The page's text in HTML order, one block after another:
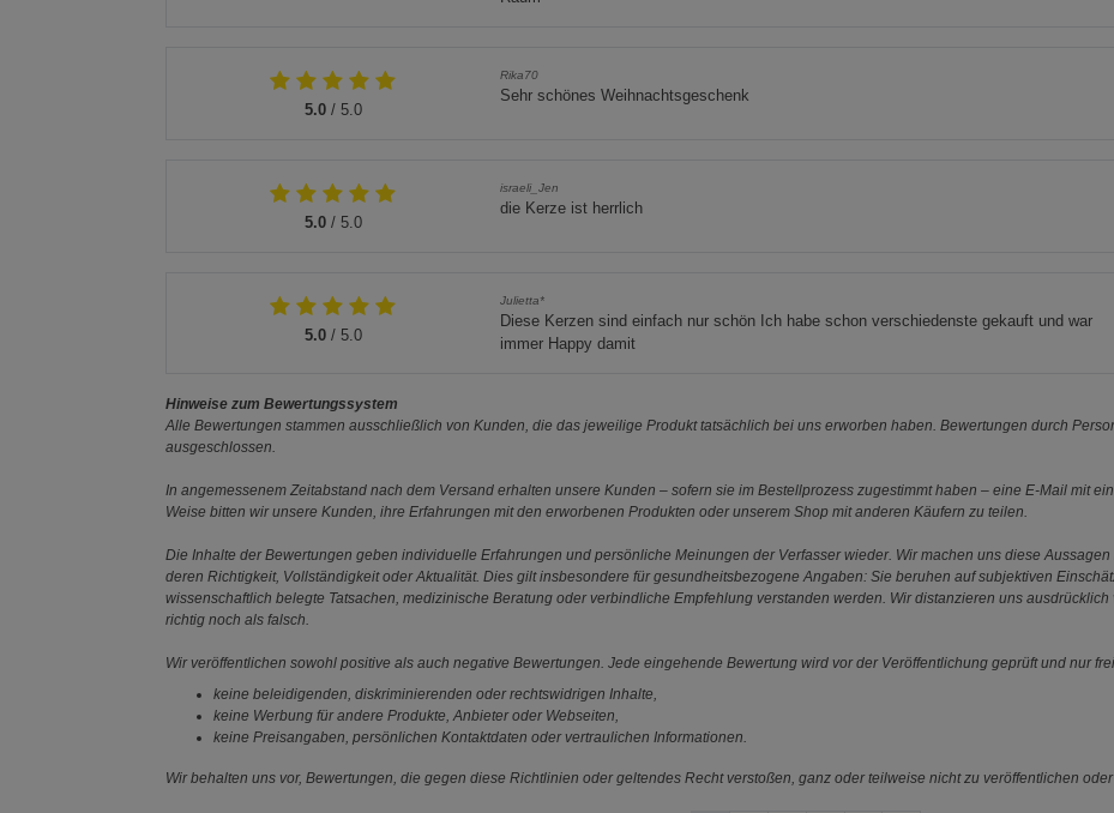
5.0/ 5.0
Rika70
Sehr schönes Weihnachtsgeschenk
5.0/ 5.0
israeli_Jen
die Kerze ist herrlich
5.0/ 5.0
Julietta*
Diese Kerzen sind einfach nur schön Ich habe schon verschiedenste gekauft und war
immer Happy damit
Hinweise zum Bewertungssystem
Alle Bewertungen stammen ausschließlich von Kunden, die das jeweilige Produkt tatsächlich bei uns erworben haben. Bewertungen durch
ausgeschlossen.
In angemessenem Zeitabstand nach dem Versand erhalten unsere Kunden – sofern sie im Bestellprozess zugestimmt haben – eine E-Mail mit
Weise bitten wir unsere Kunden, ihre Erfahrungen mit den erworbenen Produkten oder unserem Shop mit anderen Käufern zu teilen.
Die Inhalte der Bewertungen geben individuelle Erfahrungen und persönliche Meinungen der Verfasser wieder. Wir machen uns diese
deren Richtigkeit, Vollständigkeit oder Aktualität. Dies gilt insbesondere für gesundheitsbezogene Angaben: Sie beruhen auf subjektiven
wissenschaftlich belegte Tatsachen, medizinische Beratung oder verbindliche Empfehlung verstanden werden. Wir distanzieren uns
richtig noch als falsch.
Wir veröffentlichen sowohl positive als auch negative Bewertungen. Jede eingehende Bewertung wird vor der Veröffentlichung geprüft und nur
keine beleidigenden, diskriminierenden oder rechtswidrigen Inhalte,
keine Werbung für andere Produkte, Anbieter oder Webseiten,
keine Preisangaben, persönlichen Kontaktdaten oder vertraulichen Informationen.
Wir behalten uns vor, Bewertungen, die gegen diese Richtlinien oder geltendes Recht verstoßen, ganz oder teilweise nicht zu veröffentlichen